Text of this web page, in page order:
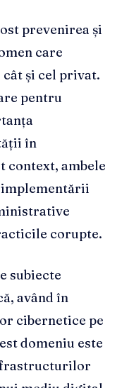
prevenirea și
care
și cel privat.
pentru
în
context, ambele
corupte.
subiecte
având în
cibernetice pe
domeniu este